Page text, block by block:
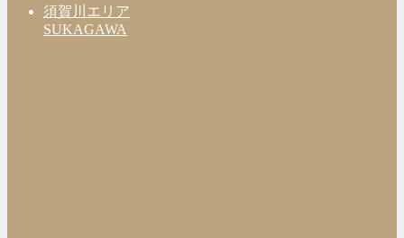
須賀川エリア
SUKAGAWA